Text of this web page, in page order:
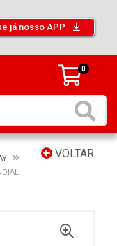
já nosso APP
0
VOLTAR